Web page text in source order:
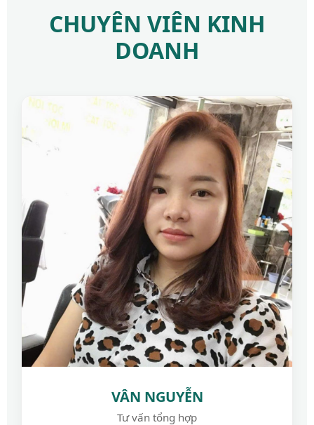
CHUYÊN VIÊN KINH
DOANH
VÂN NGUYỄN
Tư vấn tổng hợp